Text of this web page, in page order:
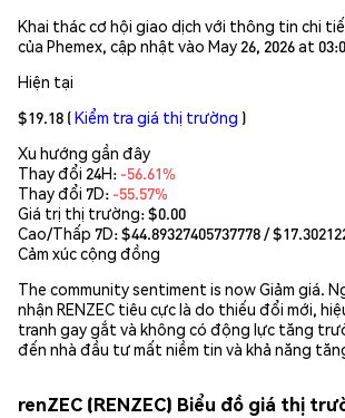
Khai thác cơ hội giao dịch với thông tin chi
của Phemex, cập nhật vào May 26, 2026 at
Hiện tại
$19.18 (Kiểm tra giá thị trường )
Xu hướng gần đây
Thay đổi 24H: -56.61%
Thay đổi 7D: -55.57%
Giá trị thị trường:$0.00
Cao/Thấp 7D: $44.89327405737778/ $
Cảm xúc cộng đồng
The community sentiment is now Giảm giá.
nhận RENZEC tiêu cực là do thiếu đổi mới,
tranh gay gắt và không có động lực tăng
đến nhà đầu tư mất niềm tin và khả năng
renZEC (RENZEC) Biểu đồ giá thị